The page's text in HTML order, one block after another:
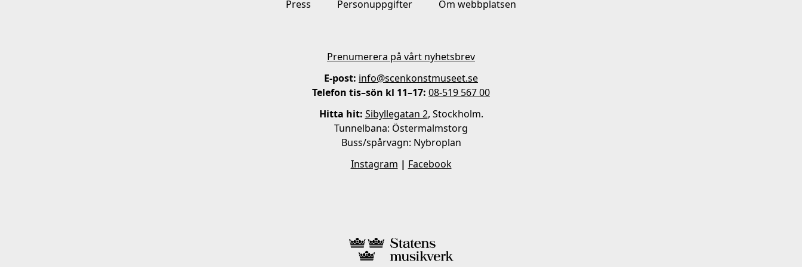
Press Personuppgifter Om webbplatsen
Prenumerera på vårt nyhetsbrev
E-post: info@scenkonstmuseet.se
Telefon tis–sön kl 11–17: 08-519 567 00
Hitta hit: Sibyllegatan 2, Stockholm.
Tunnelbana: Östermalmstorg
Buss/spårvagn: Nybroplan
Instagram | Facebook